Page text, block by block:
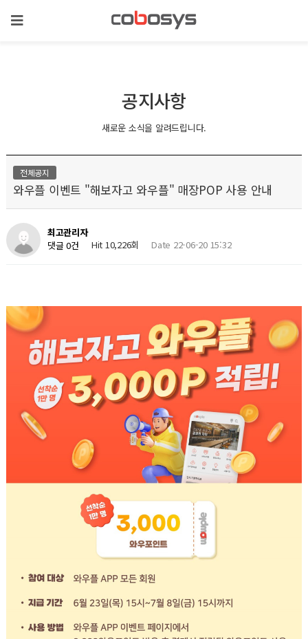
공지사항
새로운 소식을 알려드립니다.
전체공지
와우플 이벤트 "해보자고 와우플" 매장POP 사용 안내
최고관리자
댓글 0건
Hit 10,226회 Date 22-06-20 15:32